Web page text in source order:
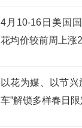
4月10-16日美国
花均价较前周上涨
以花为媒、以节兴
车”解锁多样春日